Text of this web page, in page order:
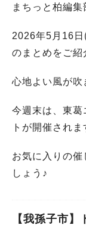
まちっと柏編集
2026年5月16日
のまとめをご紹
心地よい風が吹
今週末は、東葛
トが開催されま
お気に入りの催
しょう♪
【我孫子市